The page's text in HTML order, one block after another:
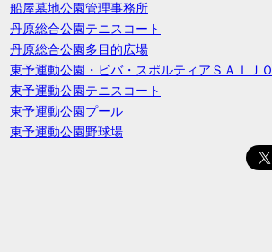
船屋墓地公園管理事務所
丹原総合公園テニスコート
丹原総合公園多目的広場
東予運動公園・ビバ・スポルティアＳＡＩＪＯ
東予運動公園テニスコート
東予運動公園プール
東予運動公園野球場